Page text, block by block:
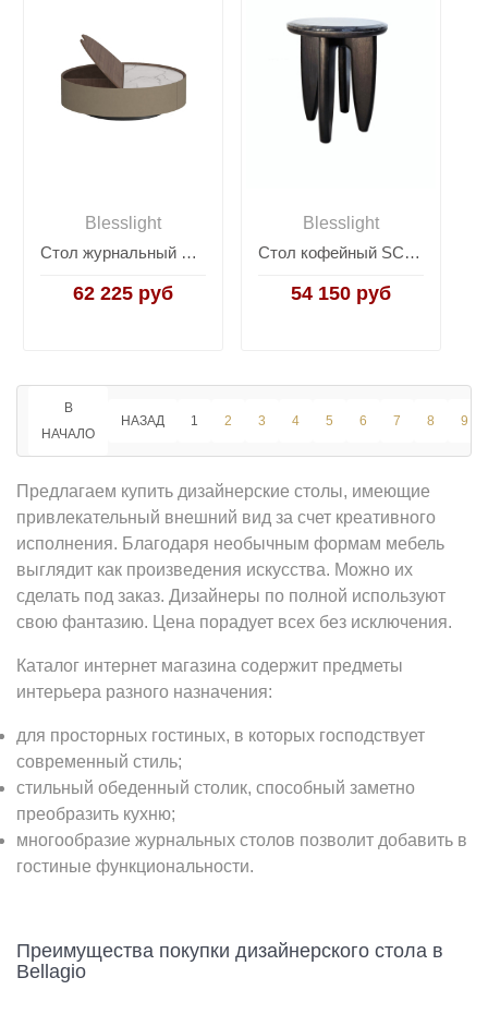
Blesslight
Стол журнальный Secret Service
62 225 руб
Blesslight
Стол кофейный SC125C
54 150 руб
В
НАЧАЛО
НАЗАД 1 2 3 4 5 6 7 8 9
Предлагаем купить дизайнерские столы, имеющие
привлекательный внешний вид за счет креативного
исполнения. Благодаря необычным формам мебель
выглядит как произведения искусства. Можно их
сделать под заказ. Дизайнеры по полной используют
свою фантазию. Цена порадует всех без исключения.
Каталог интернет магазина содержит предметы
интерьера разного назначения:
для просторных гостиных, в которых господствует
современный стиль;
стильный обеденный столик, способный заметно
преобразить кухню;
многообразие журнальных столов позволит добавить в
гостиные функциональности.
Преимущества покупки дизайнерского стола в
Bellagio